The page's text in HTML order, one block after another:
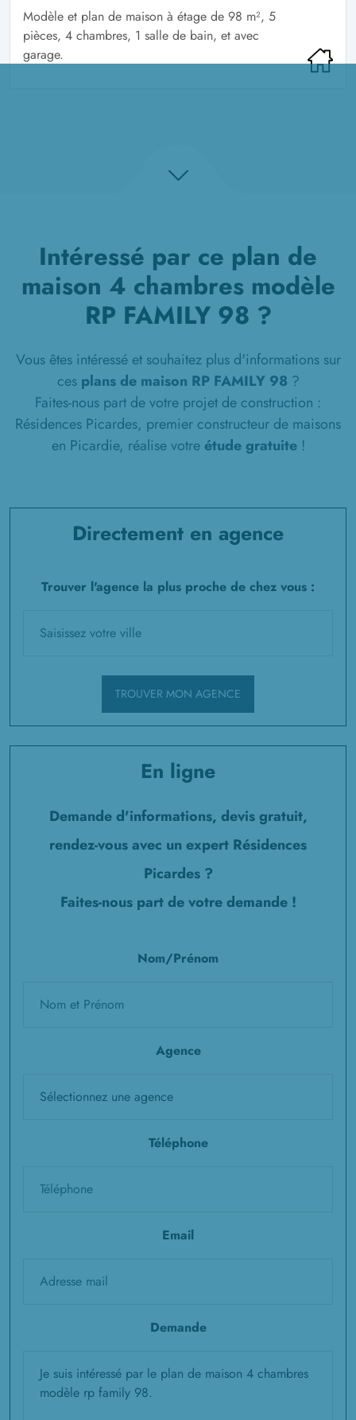
Modèle et plan de maison à étage de 98 m², 5
pièces, 4 chambres, 1 salle de bain, et avec
garage.
Intéressé par ce plan de
maison 4 chambres modèle
RP FAMILY 98 ?
Vous êtes intéressé et souhaitez plus d'informations sur
ces plans de maison RP FAMILY 98 ?
Faites-nous part de votre projet de construction :
Résidences Picardes, premier constructeur de maisons
en Picardie, réalise votre étude gratuite!
Directement en agence
Trouver l'agence la plus proche de chez vous :
TROUVER MON AGENCE
En ligne
Demande d'informations, devis gratuit,
rendez-vous avec un expert Résidences
Picardes ?
Faites-nous part de votre demande !
Nom/Prénom
Agence
Téléphone
Email
Demande